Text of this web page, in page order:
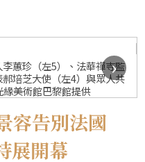
蕙珍（左5）、法華禪寺監
培芝大使（左4）與眾人共
美術館巴黎館提供
›
容告別法國
展開幕